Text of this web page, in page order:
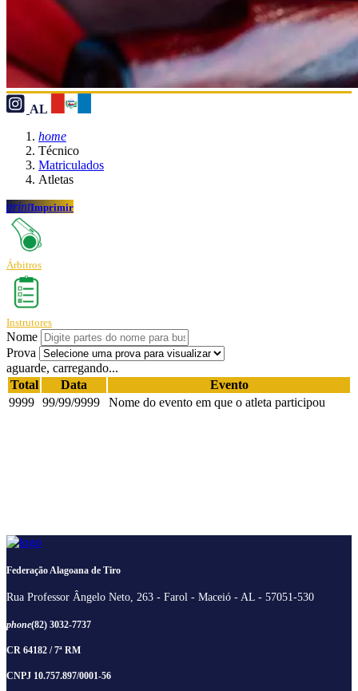
AL
home
Técnico
Matriculados
Atletas
printImprimir
Árbitros
Instrutores
Nome
Prova
aguarde, carregando...
Total
Data
Evento
9999 99/99/9999 Nome do evento em que o atleta participou
Federação Alagoana de Tiro
Rua Professor Ângelo Neto, 263 - Farol - Maceió - AL - 57051-530
phone(82) 3032-7737
CR 64182 / 7ª RM
CNPJ 10.757.897/0001-56